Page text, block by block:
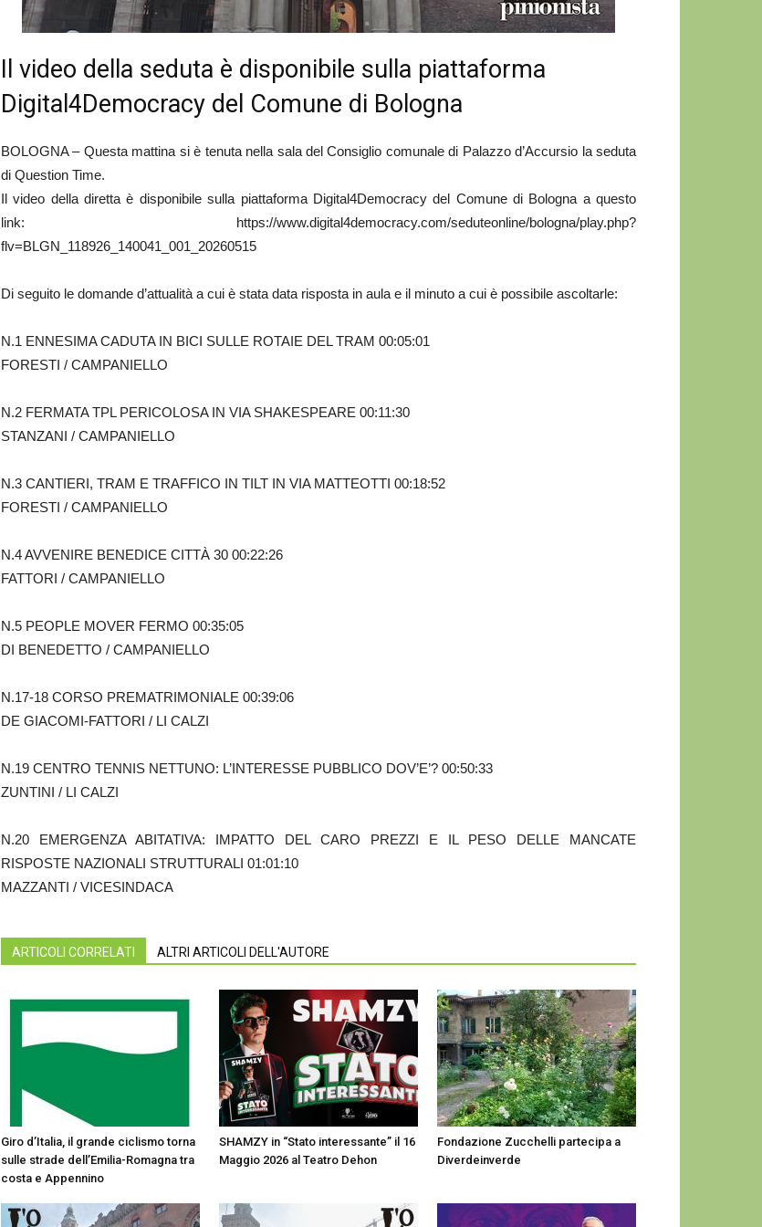
Il video della seduta è disponibile sulla piattaforma
Digital4Democracy del Comune di Bologna
BOLOGNA – Questa mattina si è tenuta nella sala del Consiglio comunale di Palazzo d’Accursio la seduta
di Question Time.
Il video della diretta è disponibile sulla piattaforma Digital4Democracy del Comune di Bologna a questo
link: https://www.digital4democracy.com/seduteonline/bologna/play.php?
flv=BLGN_118926_140041_001_20260515
Di seguito le domande d’attualità a cui è stata data risposta in aula e il minuto a cui è possibile ascoltarle:
N.1 ENNESIMA CADUTA IN BICI SULLE ROTAIE DEL TRAM 00:05:01
FORESTI / CAMPANIELLO
N.2 FERMATA TPL PERICOLOSA IN VIA SHAKESPEARE 00:11:30
STANZANI / CAMPANIELLO
N.3 CANTIERI, TRAM E TRAFFICO IN TILT IN VIA MATTEOTTI 00:18:52
FORESTI / CAMPANIELLO
N.4 AVVENIRE BENEDICE CITTÀ 30 00:22:26
FATTORI / CAMPANIELLO
N.5 PEOPLE MOVER FERMO 00:35:05
DI BENEDETTO / CAMPANIELLO
N.17-18 CORSO PREMATRIMONIALE 00:39:06
DE GIACOMI-FATTORI / LI CALZI
N.19 CENTRO TENNIS NETTUNO: L’INTERESSE PUBBLICO DOV’E’? 00:50:33
ZUNTINI / LI CALZI
N.20 EMERGENZA ABITATIVA: IMPATTO DEL CARO PREZZI E IL PESO DELLE MANCATE
RISPOSTE NAZIONALI STRUTTURALI 01:01:10
MAZZANTI / VICESINDACA
ARTICOLI CORRELATI ALTRI ARTICOLI DELL'AUTORE
Giro d’Italia, il grande ciclismo torna
sulle strade dell’Emilia-Romagna tra
costa e Appennino
SHAMZY in “Stato interessante” il 16
Maggio 2026 al Teatro Dehon
Fondazione Zucchelli partecipa a
Diverdeinverde